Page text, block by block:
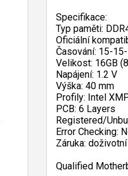
Specifikace:
Typ paměti:
Oficiální
Časování: 15-
Velikost: 16GB
Napájení: 1.2 V
Výška: 40 mm
Profily: Intel
PCB: 6 Layers
Registered/
Error Checking:
Záruka:
Qualified